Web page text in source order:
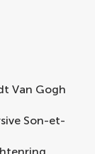
Van Gogh
Son-et-